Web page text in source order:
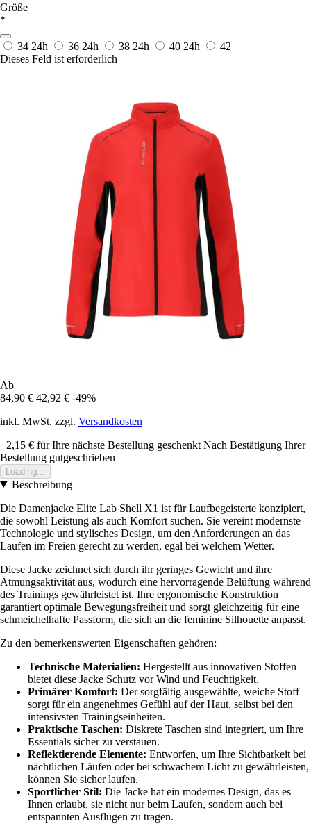
Größe
*
34 24h 36 24h 38 24h 40 24h
42
Dieses Feld ist erforderlich
Ab
84,90 € 42,92 € -49%
inkl. MwSt. zzgl. Versandkosten
+2,15 € für Ihre nächste Bestellung geschenkt Nach Bestätigung Ihrer
Bestellung gutgeschrieben
Loading...
Beschreibung
Die Damenjacke Elite Lab Shell X1 ist für Laufbegeisterte konzipiert,
die sowohl Leistung als auch Komfort suchen. Sie vereint modernste
Technologie und stylisches Design, um den Anforderungen an das
Laufen im Freien gerecht zu werden, egal bei welchem Wetter.
Diese Jacke zeichnet sich durch ihr geringes Gewicht und ihre
Atmungsaktivität aus, wodurch eine hervorragende Belüftung während
des Trainings gewährleistet ist. Ihre ergonomische Konstruktion
garantiert optimale Bewegungsfreiheit und sorgt gleichzeitig für eine
schmeichelhafte Passform, die sich an die feminine Silhouette anpasst.
Zu den bemerkenswerten Eigenschaften gehören:
Technische Materialien: Hergestellt aus innovativen Stoffen
bietet diese Jacke Schutz vor Wind und Feuchtigkeit.
Primärer Komfort: Der sorgfältig ausgewählte, weiche Stoff
sorgt für ein angenehmes Gefühl auf der Haut, selbst bei den
intensivsten Trainingseinheiten.
Praktische Taschen: Diskrete Taschen sind integriert, um Ihre
Essentials sicher zu verstauen.
Reflektierende Elemente: Entworfen, um Ihre Sichtbarkeit bei
nächtlichen Läufen oder bei schwachem Licht zu gewährleisten,
können Sie sicher laufen.
Sportlicher Stil: Die Jacke hat ein modernes Design, das es
Ihnen erlaubt, sie nicht nur beim Laufen, sondern auch bei
entspannten Ausflügen zu tragen.